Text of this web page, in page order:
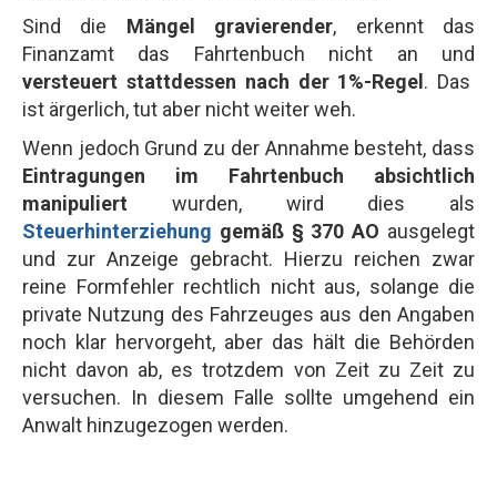
Sind die Mängel gravierender, erkennt das
Finanzamt das Fahrtenbuch nicht an und
versteuert stattdessen nach der 1%-Regel. Das
ist ärgerlich, tut aber nicht weiter weh.
Wenn jedoch Grund zu der Annahme besteht, dass
Eintragungen im Fahrtenbuch absichtlich
manipuliert wurden, wird dies als
Steuerhinterziehung gemäß § 370 AO ausgelegt
und zur Anzeige gebracht. Hierzu reichen zwar
reine Formfehler rechtlich nicht aus, solange die
private Nutzung des Fahrzeuges aus den Angaben
noch klar hervorgeht, aber das hält die Behörden
nicht davon ab, es trotzdem von Zeit zu Zeit zu
versuchen. In diesem Falle sollte umgehend ein
Anwalt hinzugezogen werden.